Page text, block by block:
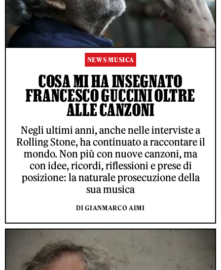
NEWS MUSICA
COSA MI HA INSEGNATO
FRANCESCO GUCCINI OLTRE
ALLE CANZONI
Negli ultimi anni, anche nelle interviste a
Rolling Stone, ha continuato a raccontare il
mondo. Non più con nuove canzoni, ma
con idee, ricordi, riflessioni e prese di
posizione: la naturale prosecuzione della
sua musica
DI GIANMARCO AIMI